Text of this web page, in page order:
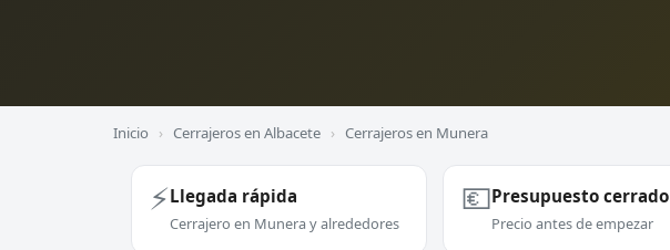
Inicio › Cerrajeros en Albacete › Cerrajeros en Munera
⚡Llegada rápida
Cerrajero en Munera y alrededores
💶Presupuesto cerrado
Precio antes de empezar